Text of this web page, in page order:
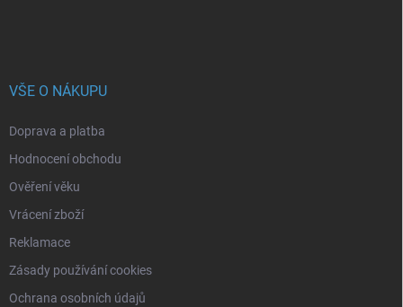
VŠE O NÁKUPU
Doprava a platba
Hodnocení obchodu
Ověření věku
Vrácení zboží
Reklamace
Zásady používání cookies
Ochrana osobních údajů